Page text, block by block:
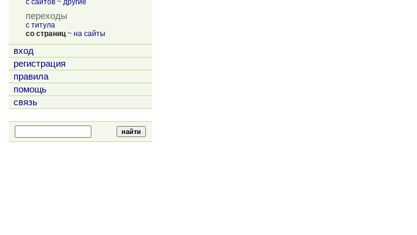
с сайтов ~ другие
переходы
с титула
со страниц~ на сайты
вход
регистрация
правила
помощь
связь